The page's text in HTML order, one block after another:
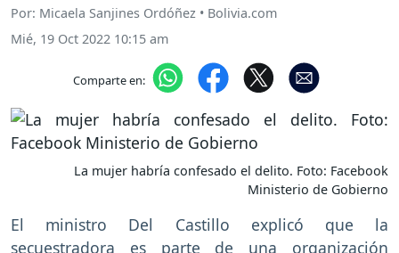
Por: Micaela Sanjines Ordóñez • Bolivia.com
Mié, 19 Oct 2022 10:15 am
Comparte en:
La mujer habría confesado el delito. Foto: Facebook
Ministerio de Gobierno
El ministro Del Castillo explicó que la
secuestradora es parte de una organización